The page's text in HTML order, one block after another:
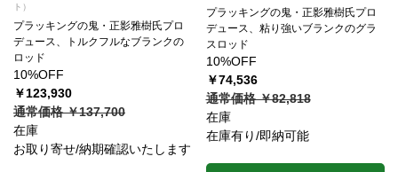
ト）
プラッキングの鬼・正影雅樹氏プロ
デュース、トルクフルなブランクの
ロッド
10%OFF
￥123,930
通常価格 ￥137,700
在庫
お取り寄せ/納期確認いたします
プラッキングの鬼・正影雅樹氏プロ
デュース、粘り強いブランクのグラ
スロッド
10%OFF
￥74,536
通常価格 ￥82,818
在庫
在庫有り/即納可能